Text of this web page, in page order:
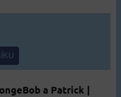
a Patrick |